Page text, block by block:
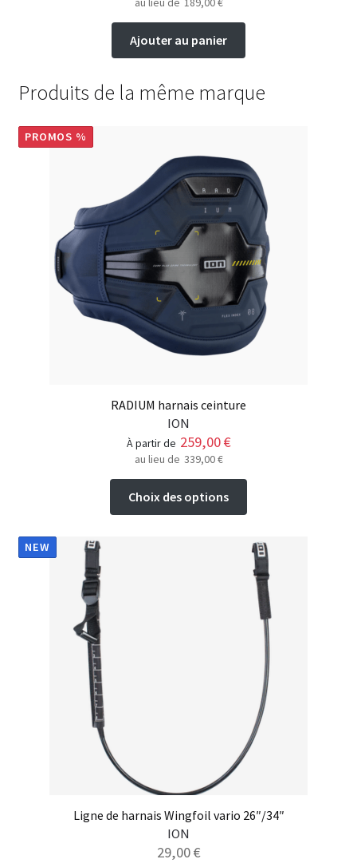
Ajouter au panier
Produits de la même marque
PROMOS %
RADIUM harnais ceinture
ION
à partir de 259,00€
au lieu de 339,00€
Choix des options
plusieurs
variations.
Les
options
peuvent
être
choisies
sur
page
du
NEW
Ligne de harnais Wingfoil vario 26″/34″
ION
29,00€